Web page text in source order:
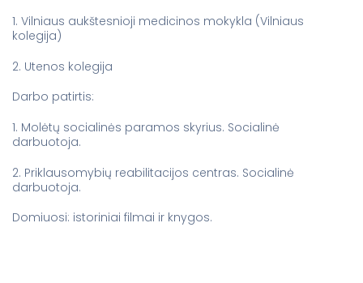
1. Vilniaus aukštesnioji medicinos mokykla (Vilniaus
kolegija)
2. Utenos kolegija
Darbo patirtis:
1. Molėtų socialinės paramos skyrius. Socialinė
darbuotoja.
2. Priklausomybių reabilitacijos centras. Socialinė
darbuotoja.
Domiuosi: istoriniai filmai ir knygos.